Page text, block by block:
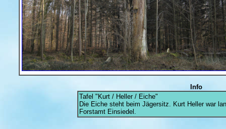
Info
Tafel "Kurt / Heller / Eiche"
Die Eiche steht beim Jägersitz. Kurt Heller war
Forstamt Einsiedel.